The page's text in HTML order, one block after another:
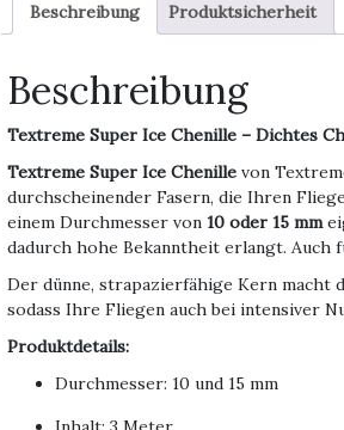
Beschreibung Produktsicherheit
Beschreibung
Textreme Super Ice Chenille – Dichtes
Textreme Super Ice Chenille von
durchscheinender Fasern, die Ihren
einem Durchmesser von 10 oder 15 mm
dadurch hohe Bekanntheit erlangt. Auch
Der dünne, strapazierfähige Kern macht
sodass Ihre Fliegen auch bei intensiver
Produktdetails:
Durchmesser: 10 und 15 mm